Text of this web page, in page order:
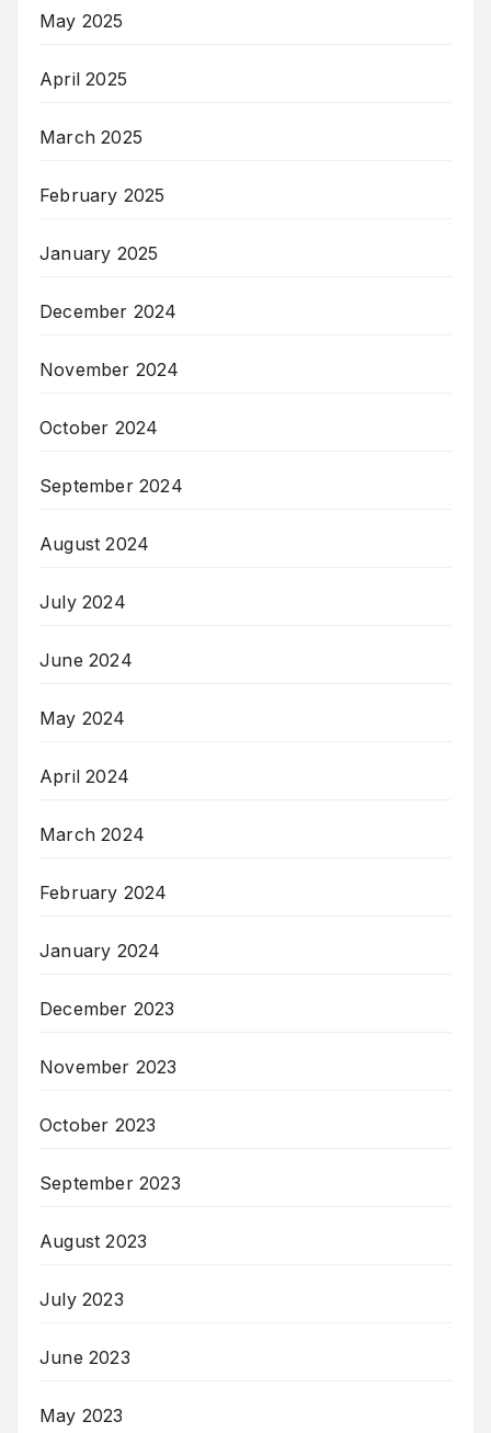
May 2025
April 2025
March 2025
February 2025
January 2025
December 2024
November 2024
October 2024
September 2024
August 2024
July 2024
June 2024
May 2024
April 2024
March 2024
February 2024
January 2024
December 2023
November 2023
October 2023
September 2023
August 2023
July 2023
June 2023
May 2023